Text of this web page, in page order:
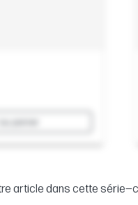
article dans cette